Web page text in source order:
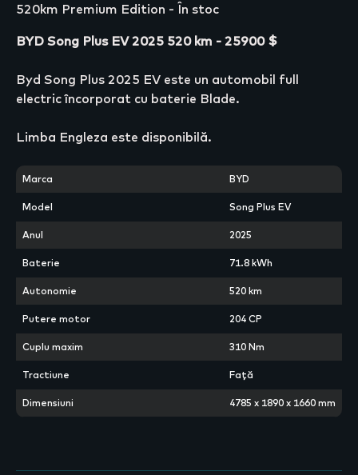
520km Premium Edition - În stoc
BYD Song Plus EV 2025 520 km - 25900 $
Byd Song Plus 2025 EV este un automobil full
electric încorporat cu baterie Blade.
Limba Engleza este disponibilă.
Marca BYD
Model Song Plus EV
Anul 2025
Baterie 71.8 kWh
Autonomie 520 km
Putere motor 204 CP
Cuplu maxim 310 Nm
Tractiune Față
Dimensiuni 4785 x 1890 x 1660 mm